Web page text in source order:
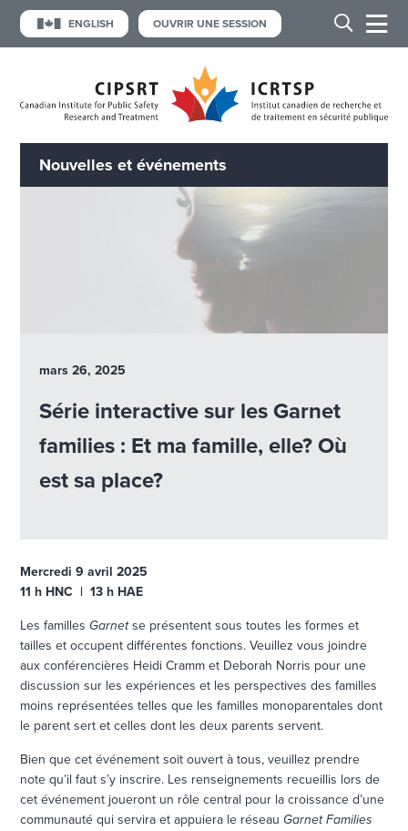
ENGLISH OUVRIR UNE SESSION
Nouvelles et événements
mars 26, 2025
Série interactive sur les Garnet
families : Et ma famille, elle? Où
est sa place?
Mercredi 9 avril 2025
11 h HNC | 13 h HAE
Les familles Garnetse présentent sous toutes les formes et
tailles et occupent différentes fonctions. Veuillez vous joindre
aux conférencières Heidi Cramm et Deborah Norris pour une
discussion sur les expériences et les perspectives des familles
moins représentées telles que les familles monoparentales dont
le parent sert et celles dont les deux parents servent.
Bien que cet événement soit ouvert à tous, veuillez prendre
note qu’il faut s’y inscrire. Les renseignements recueillis lors de
cet événement joueront un rôle central pour la croissance d’une
communauté qui servira et appuiera le réseau Garnet Families